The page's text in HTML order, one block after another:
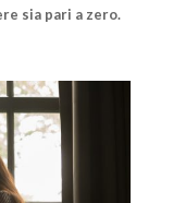
sia pari a zero.